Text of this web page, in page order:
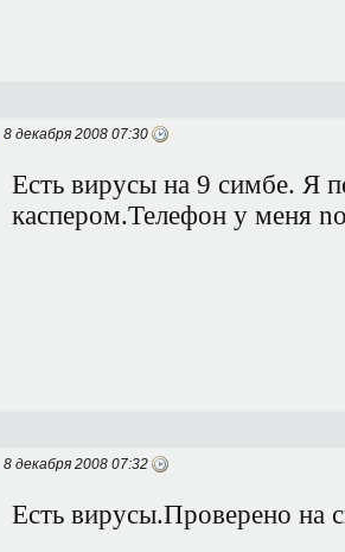
8 декабря 2008 07:30
Есть вирусы на 9 симбе. Я
каспером.Телефон у меня
8 декабря 2008 07:32
Есть вирусы.Проверено на